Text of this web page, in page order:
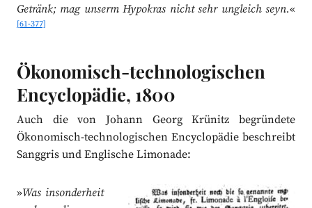
Getränk; mag unserm Hypokras nicht sehr ungleich seyn.«
[61-377]
Ökonomisch-technologischen
Encyclopädie, 1800
Auch die von Johann Georg Krünitz begründete
Ökonomisch-technologischen Encyclopädie beschreibt
Sanggris und Englische Limonade:
»Was insonderheit